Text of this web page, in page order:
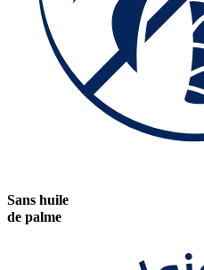
Sans huile
de palme